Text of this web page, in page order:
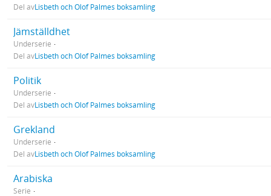
Del avLisbeth och Olof Palmes boksamling
Jämställdhet
Underserie
Del avLisbeth och Olof Palmes boksamling
Politik
Underserie
Del avLisbeth och Olof Palmes boksamling
Grekland
Underserie
Del avLisbeth och Olof Palmes boksamling
Arabiska
Serie